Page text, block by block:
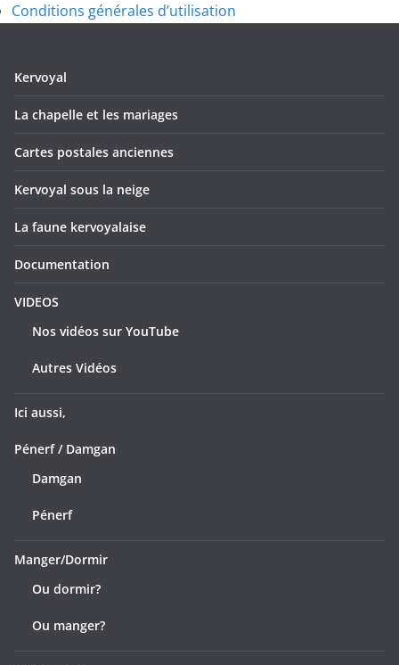
Conditions générales d’utilisation
Kervoyal
La chapelle et les mariages
Cartes postales anciennes
Kervoyal sous la neige
La faune kervoyalaise
Documentation
VIDEOS
Nos vidéos sur YouTube
Autres Vidéos
Ici aussi,
Pénerf / Damgan
Damgan
Pénerf
Manger/Dormir
Ou dormir?
Ou manger?